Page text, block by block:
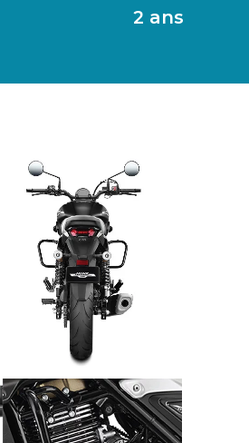
2 ans